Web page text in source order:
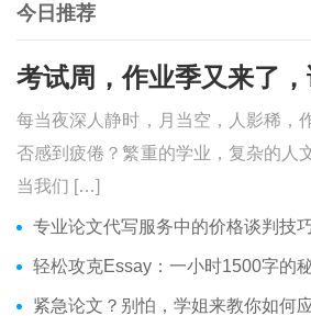
今日推荐
每当夜深人静时，月当空，人影稀，
否感到疲倦？繁重的学业，复杂的人
当我们 […]
专业论文代写服务中的价格谈判技
轻松攻克Essay：一小时1500字的
紧急论文？别怕，学姐来教你如何